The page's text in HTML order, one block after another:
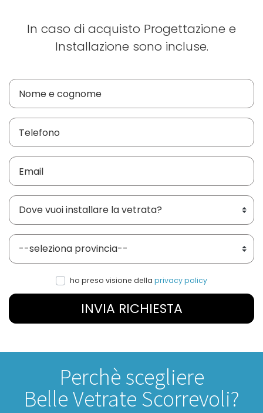
In caso di acquisto Progettazione e
Installazione sono incluse.
Dove vuoi installare le vetrate?
Provincia
ho preso visione della privacy policy
INVIA RICHIESTA
Perchè scegliere
Belle Vetrate Scorrevoli?